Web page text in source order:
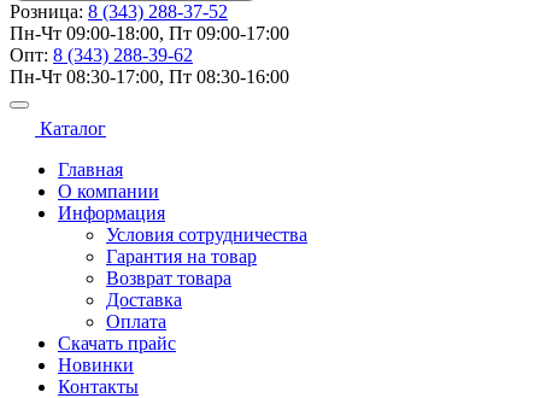
Розница: 8 (343) 288-37-52
Пн-Чт 09:00-18:00, Пт 09:00-17:00
Опт: 8 (343) 288-39-62
Пн-Чт 08:30-17:00, Пт 08:30-16:00
Каталог
Главная
О компании
Информация
Условия сотрудничества
Гарантия на товар
Возврат товара
Доставка
Оплата
Скачать прайс
Новинки
Контакты